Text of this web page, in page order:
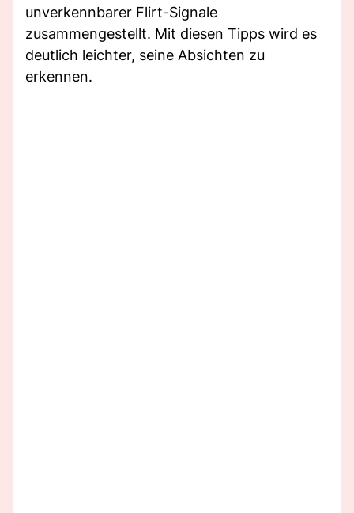
unverkennbarer Flirt-Signale
zusammengestellt. Mit diesen Tipps wird es
deutlich leichter, seine Absichten zu
erkennen.